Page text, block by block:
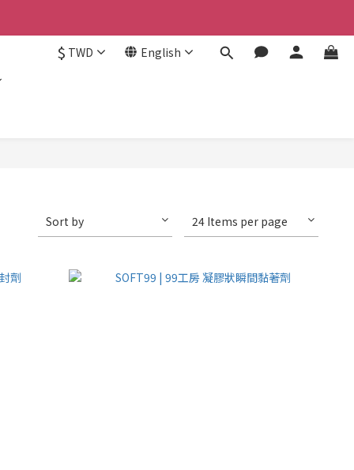
$ TWD English
Sort by 24 Items per page